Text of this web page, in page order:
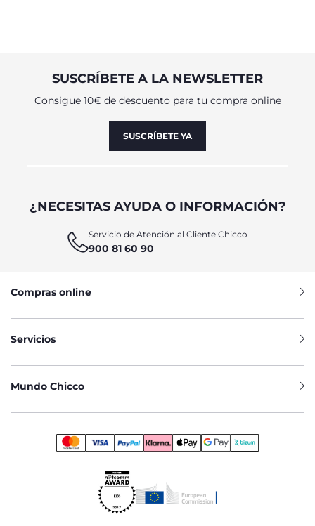
SUSCRÍBETE A LA NEWSLETTER
Consigue 10€ de descuento para tu compra online
SUSCRÍBETE YA
¿NECESITAS AYUDA O INFORMACIÓN?
Servicio de Atención al Cliente Chicco
900 81 60 90
Compras online
Servicios
Mundo Chicco